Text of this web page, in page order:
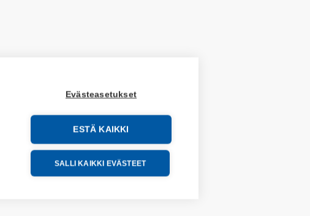
Evästeasetukset
ESTÄ KAIKKI
SALLI KAIKKI EVÄSTEET